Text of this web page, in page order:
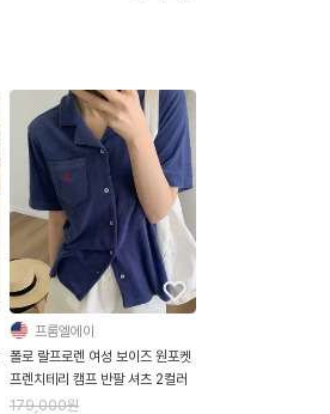
프롬엘에이
폴로 랄프로렌 여성 보이즈 원포켓
프렌치테리 캠프 반팔 셔츠 2컬러
179,000원